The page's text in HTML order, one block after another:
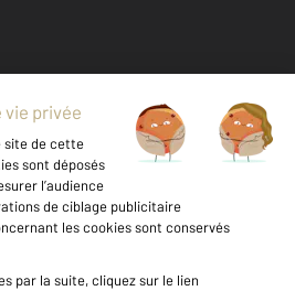
CGU et Barèmes d'honoraires
personnelles
des cookies
HEUGUEVILLE SUR SIENNE (50200)